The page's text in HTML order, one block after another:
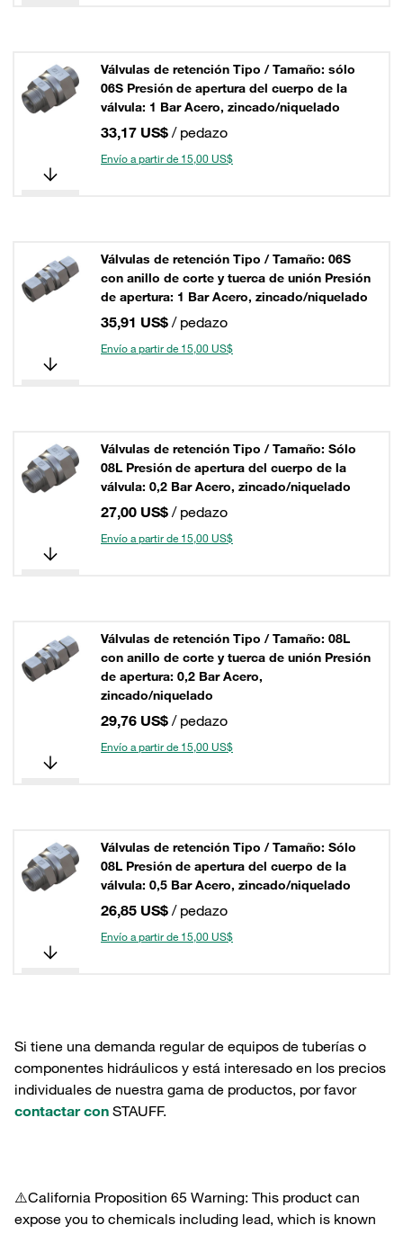
Válvulas de retención Tipo / Tamaño: sólo
06S Presión de apertura del cuerpo de la
válvula: 1 Bar Acero, zincado/niquelado
33,17 US$ / pedazo
Envío a partir de 15,00 US$
Válvulas de retención Tipo / Tamaño: 06S
con anillo de corte y tuerca de unión Presión
de apertura: 1 Bar Acero, zincado/niquelado
35,91 US$ / pedazo
Envío a partir de 15,00 US$
Válvulas de retención Tipo / Tamaño: Sólo
08L Presión de apertura del cuerpo de la
válvula: 0,2 Bar Acero, zincado/niquelado
27,00 US$ / pedazo
Envío a partir de 15,00 US$
Válvulas de retención Tipo / Tamaño: 08L
con anillo de corte y tuerca de unión Presión
de apertura: 0,2 Bar Acero,
zincado/niquelado
29,76 US$ / pedazo
Envío a partir de 15,00 US$
Válvulas de retención Tipo / Tamaño: Sólo
08L Presión de apertura del cuerpo de la
válvula: 0,5 Bar Acero, zincado/niquelado
26,85 US$ / pedazo
Envío a partir de 15,00 US$
Si tiene una demanda regular de equipos de tuberías o
componentes hidráulicos y está interesado en los precios
individuales de nuestra gama de productos, por favor
contactar con STAUFF.
⚠️California Proposition 65 Warning: This product can
expose you to chemicals including lead, which is known